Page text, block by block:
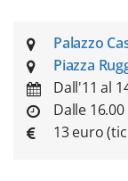
Palazzo
Piazza
Dall'11 al
Dalle
13 euro